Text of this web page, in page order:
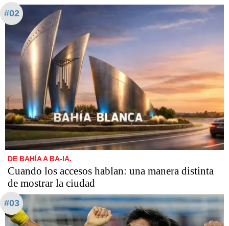
#02
DE BAHÍA A BA-IA.
Cuando los accesos hablan: una manera distinta
de mostrar la ciudad
#03